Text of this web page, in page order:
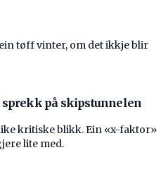
tøff vinter, om det ikkje blir
sprekk på skipstunnelen
kritiske blikk. Ein «x-faktor»
lite med.